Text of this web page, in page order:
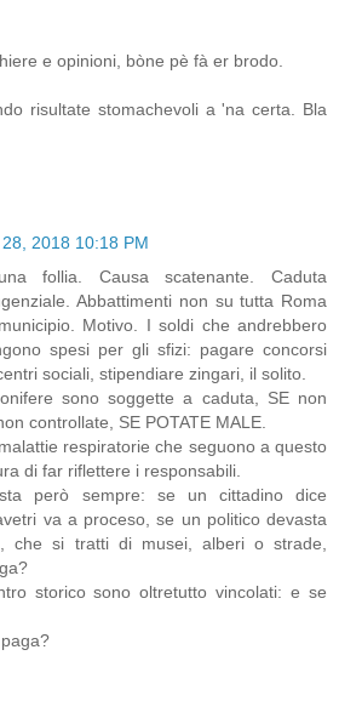
e opinioni, bòne pè fà er brodo.
risultate stomachevoli a 'na certa. Bla
2018 10:18 PM
follia. Causa scatenante. Caduta
Abbattimenti non su tutta Roma
Motivo. I soldi che andrebbero
spesi per gli sfizi: pagare concorsi
sociali, stipendiare zingari, il solito.
sono soggette a caduta, SE non
controllate, SE POTATE MALE.
respiratorie che seguono a questo
di far riflettere i responsabili.
però sempre: se un cittadino dice
va a proceso, se un politico devasta
che si tratti di musei, alberi o strade,
storico sono oltretutto vincolati: e se